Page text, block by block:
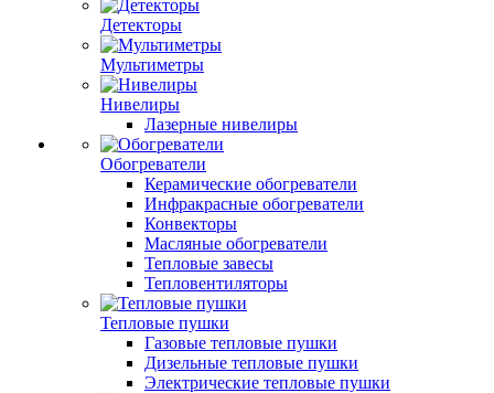
Детекторы
Мультиметры
Нивелиры
Лазерные нивелиры
Обогреватели
Керамические обогреватели
Инфракрасные обогреватели
Конвекторы
Масляные обогреватели
Тепловые завесы
Тепловентиляторы
Тепловые пушки
Газовые тепловые пушки
Дизельные тепловые пушки
Электрические тепловые пушки